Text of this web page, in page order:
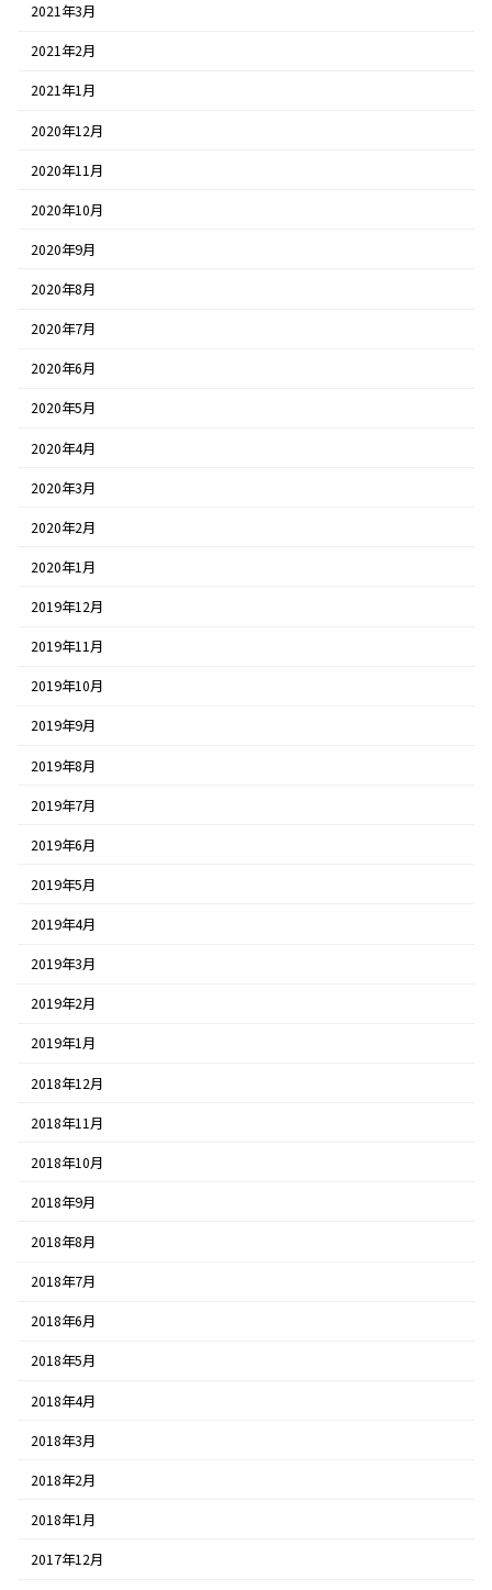
2021年3月
2021年2月
2021年1月
2020年12月
2020年11月
2020年10月
2020年9月
2020年8月
2020年7月
2020年6月
2020年5月
2020年4月
2020年3月
2020年2月
2020年1月
2019年12月
2019年11月
2019年10月
2019年9月
2019年8月
2019年7月
2019年6月
2019年5月
2019年4月
2019年3月
2019年2月
2019年1月
2018年12月
2018年11月
2018年10月
2018年9月
2018年8月
2018年7月
2018年6月
2018年5月
2018年4月
2018年3月
2018年2月
2018年1月
2017年12月